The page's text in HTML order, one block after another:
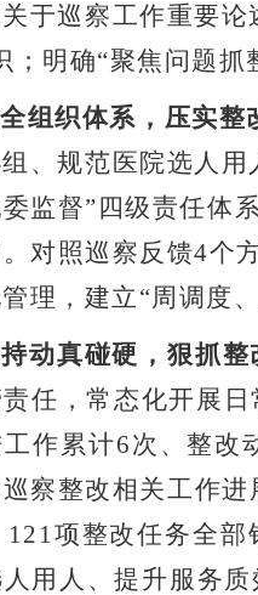
于巡察工作重要
；明确“聚焦问题抓
组织体系，压实整
、规范医院选人
监督”四级责任体
对照巡察反馈4个
理，建立“周调度
动真碰硬，狠抓整
任，常态化开展
作累计6次、整改
察整改相关工作进
121项整改任务全部
用人、提升服务